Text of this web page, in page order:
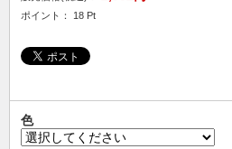
ポイント： 18 Pt
色